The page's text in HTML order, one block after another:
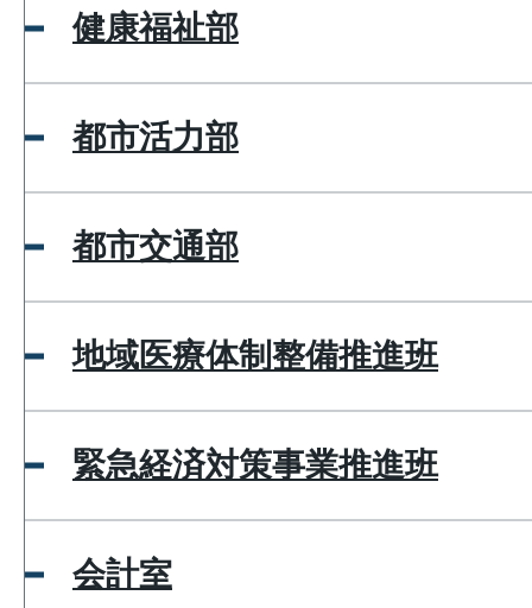
健康福祉部
都市活力部
都市交通部
地域医療体制整備推進班
緊急経済対策事業推進班
会計室